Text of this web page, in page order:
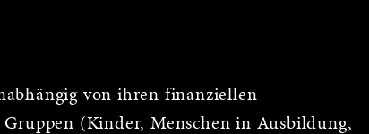
von ihren finanziellen
(Kinder, Menschen in Ausbildung,